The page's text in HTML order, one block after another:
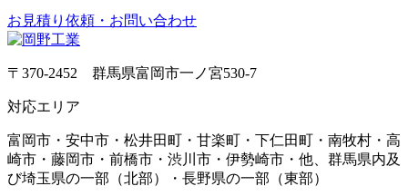
お見積り依頼・お問い合わせ
〒370-2452 群馬県富岡市一ノ宮530-7
対応エリア
富岡市・安中市・松井田町・甘楽町・下仁田町・南牧村・高
崎市・藤岡市・前橋市・渋川市・伊勢崎市・他、群馬県内及
び埼玉県の一部（北部）・長野県の一部（東部）